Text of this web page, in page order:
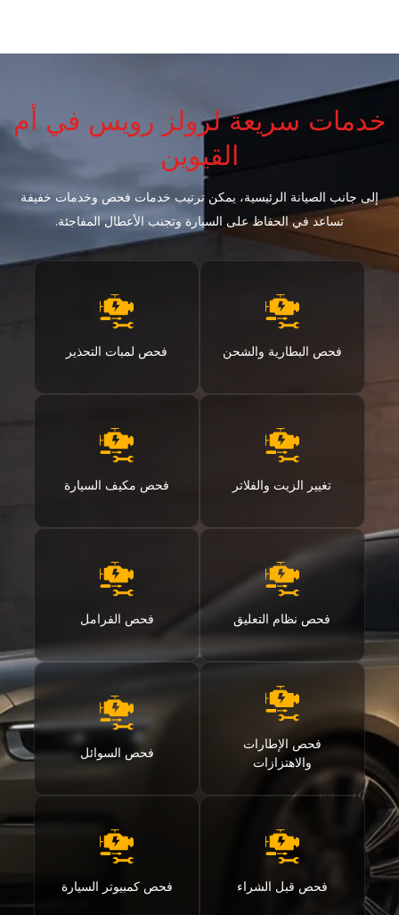
خدمات سريعة لرولز رويس في أم
القيوين
إلى جانب الصيانة الرئيسية، يمكن ترتيب خدمات فحص وخدمات خفيفة
تساعد في الحفاظ على السيارة وتجنب الأعطال المفاجئة.
فحص البطارية والشحن فحص لمبات التحذير
تغيير الزيت والفلاتر فحص مكيف السيارة
فحص نظام التعليق فحص الفرامل
فحص الإطارات
والاهتزازات
فحص السوائل
فحص قبل الشراء فحص كمبيوتر السيارة